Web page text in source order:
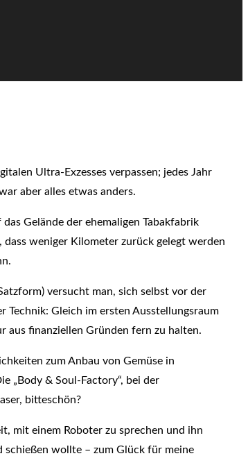
Ultra-Exzesses verpassen; jedes Jahr
aber alles etwas anders.
Gelände der ehemaligen Tabakfabrik
weniger Kilometer zurück gelegt werden
versucht man, sich selbst vor der
Gleich im ersten Ausstellungsraum
aus finanziellen Gründen fern zu halten.
zum Anbau von Gemüse in
„Body & Soul-Factory“, bei der
bitteschön?
mit einem Roboter zu sprechen und ihn
schießen wollte – zum Glück für meine